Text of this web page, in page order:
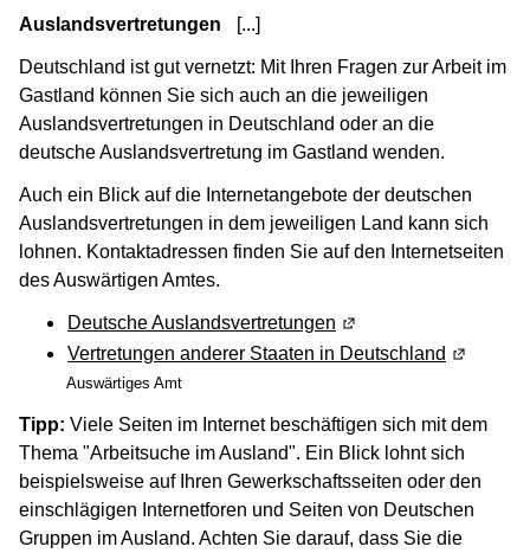
Auslandsvertretungen [...]
Deutschland ist gut vernetzt: Mit Ihren Fragen zur Arbeit im
Gastland können Sie sich auch an die jeweiligen
Auslandsvertretungen in Deutschland oder an die
deutsche Auslandsvertretung im Gastland wenden.
Auch ein Blick auf die Internetangebote der deutschen
Auslandsvertretungen in dem jeweiligen Land kann sich
lohnen. Kontaktadressen finden Sie auf den Internetseiten
des Auswärtigen Amtes.
Deutsche Auslandsvertretungen (Wird in einem neuen
Vertretungen anderer Staaten in Deutschland (Wird in
Auswärtiges Amt
Tipp: Viele Seiten im Internet beschäftigen sich mit dem
Thema "Arbeitsuche im Ausland". Ein Blick lohnt sich
beispielsweise auf Ihren Gewerkschaftsseiten oder den
einschlägigen Internetforen und Seiten von Deutschen
Gruppen im Ausland. Achten Sie darauf, dass Sie die